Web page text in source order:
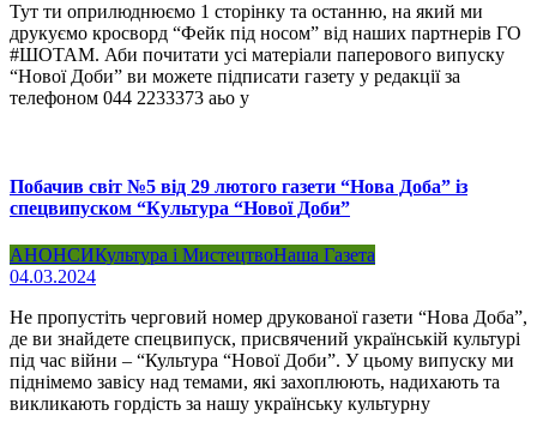
Тут ти оприлюднюємо 1 сторінку та останню, на який ми
друкуємо кросворд “Фейк під носом” від наших партнерів ГО
#ШОТАМ. Аби почитати усі матеріали паперового випуску
“Нової Доби” ви можете підписати газету у редакції за
телефоном 044 2233373 аьо у
Побачив світ №5 від 29 лютого газети “Нова Доба” із
спецвипуском “Культура “Нової Доби”
АНОНСИКультура і МистецтвоНаша Газета
04.03.2024
Не пропустіть черговий номер друкованої газети “Нова Доба”,
де ви знайдете спецвипуск, присвячений українській культурі
під час війни – “Культура “Нової Доби”. У цьому випуску ми
піднімемо завісу над темами, які захоплюють, надихають та
викликають гордість за нашу українську культурну